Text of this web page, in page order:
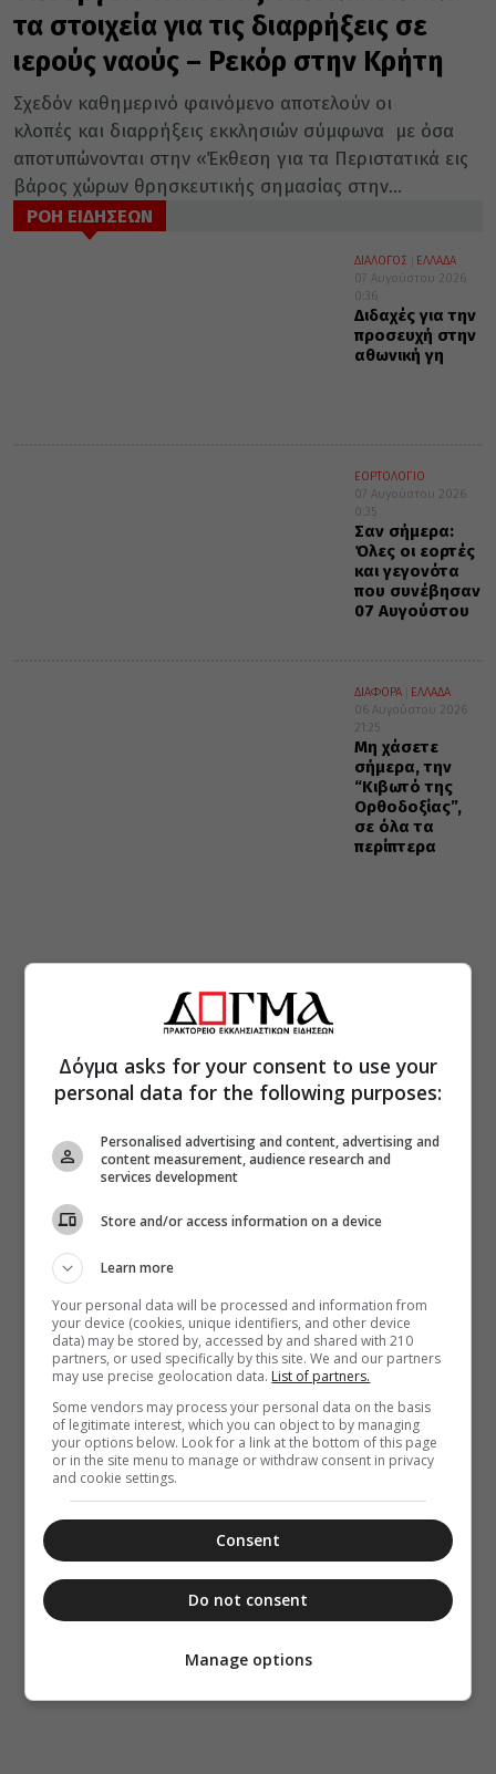
τα στοιχεία για τις διαρρήξεις σε
ιερούς ναούς – Ρεκόρ στην Κρήτη
Σχεδόν καθημερινό φαινόμενο αποτελούν οι
κλοπές και διαρρήξεις εκκλησιών σύμφωνα με όσα
αποτυπώνονται στην «Έκθεση για τα Περιστατικά εις
βάρος χώρων θρησκευτικής σημασίας στην...
ΡΟΗ ΕΙΔΗΣΕΩΝ
ΔΙΑΛΟΓΟΣ
ΕΛΛΑΔΑ
07 Αυγούστου 2026
0:36
Διδαχές για την
προσευχή στην
αθωνική γη
ΕΟΡΤΟΛΟΓΙΟ
07 Αυγούστου 2026
0:35
Σαν σήμερα:
Όλες οι εορτές
και γεγονότα
που συνέβησαν
07 Αυγούστου
ΔΙΑΦΟΡΑ
ΕΛΛΑΔΑ
06 Αυγούστου 2026
21:25
Μη χάσετε
σήμερα, την
“Κιβωτό της
Ορθοδοξίας”,
σε όλα τα
περίπτερα
Δόγμα asks for your consent to use your
personal data for the following purposes:
Personalised advertising and content, advertising and
content measurement, audience research and
services development
Store and/or access information on a device
Learn more
Your personal data will be processed and information from
your device (cookies, unique identifiers, and other device
data) may be stored by, accessed by and shared with 210
partners, or used specifically by this site. We and our partners
may use precise geolocation data. List of partners.
Some vendors may process your personal data on the basis
of legitimate interest, which you can object to by managing
your options below. Look for a link at the bottom of this page
or in the site menu to manage or withdraw consent in privacy
and cookie settings.
Consent
Do not consent
Manage options